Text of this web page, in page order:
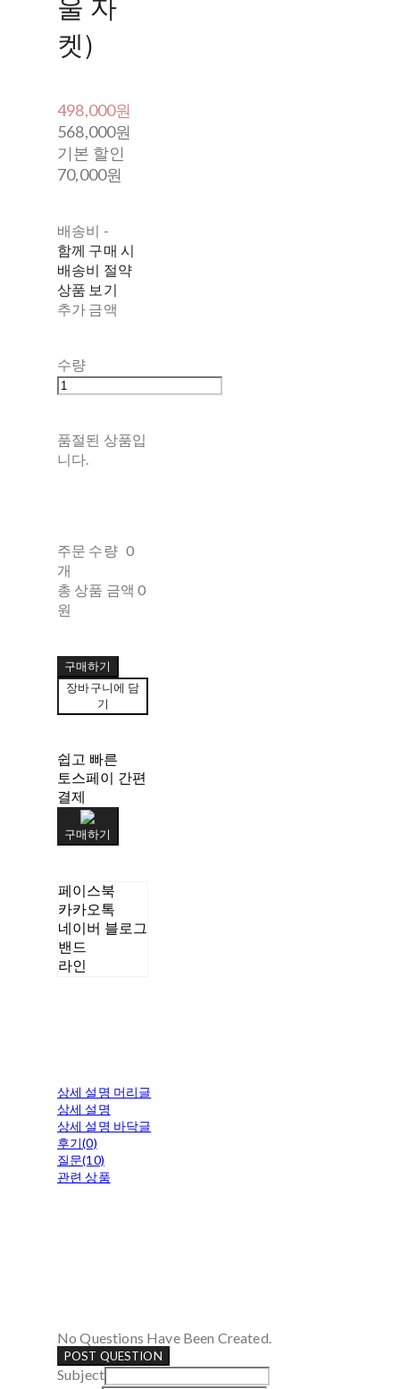
켓)
498,000원
568,000원
기본 할인
70,000원
배송비 -
함께 구매 시
배송비 절약
상품 보기
추가 금액
수량
품절된 상품입
니다.
주문 수량 0
개
총 상품 금액 0
원
구매하기
장바구니에 담
기
쉽고 빠른
토스페이 간편
결제
구매하기
페이스북
카카오톡
네이버 블로그
밴드
라인
상세 설명 머리글
상세 설명
상세 설명 바닥글
후기(0)
질문(10)
관련 상품
No Questions Have Been Created.
POST QUESTION
Subject